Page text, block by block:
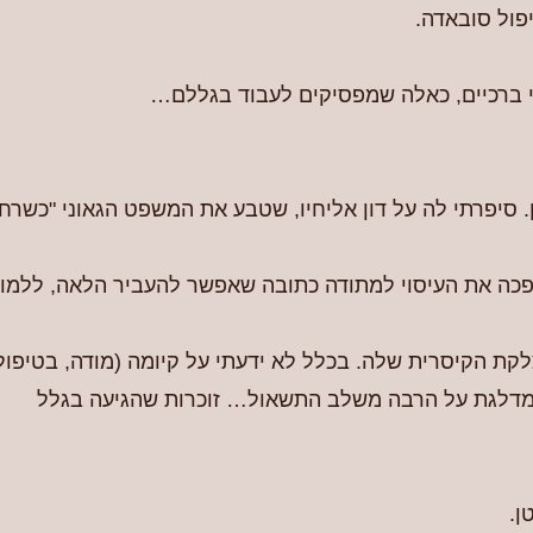
סובאדה.
ברכיים, כאלה שמפסיקים לעבוד בגללם…
לה על דון אליחיו, שטבע את המשפט הגאוני
את העיסוי למתודה כתובה שאפשר להעביר הלאה,
הקיסרית שלה. בכלל לא ידעתי על קיומה (מודה,
על הרבה משלב התשאול… זוכרות שהגיעה בגלל